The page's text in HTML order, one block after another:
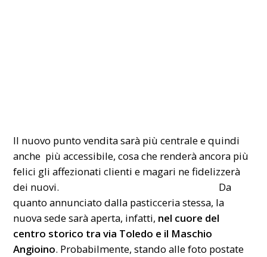
Il nuovo punto vendita sarà più centrale e quindi
anche più accessibile, cosa che renderà ancora più
felici gli affezionati clienti e magari ne fidelizzerà
dei nuovi. Da
quanto annunciato dalla pasticceria stessa, la
nuova sede sarà aperta, infatti, nel cuore del
centro storico tra via Toledo e il Maschio
Angioino. Probabilmente, stando alle foto postate